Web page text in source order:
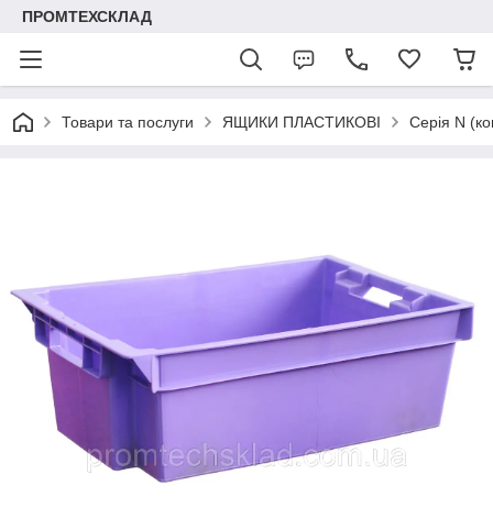
ПРОМТЕХСКЛАД
Товари та послуги ЯЩИКИ ПЛАСТИКОВІ Серія N